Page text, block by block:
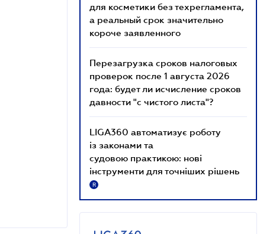
для косметики без техрегламента,
а реальный срок значительно
короче заявленного
Перезагрузка сроков налоговых
проверок после 1 августа 2026
года: будет ли исчисление сроков
давности "с чистого листа"?
LIGA360 автоматизує роботу
із законами та
судовою практикою: нові
інструменти для точніших рішень
R